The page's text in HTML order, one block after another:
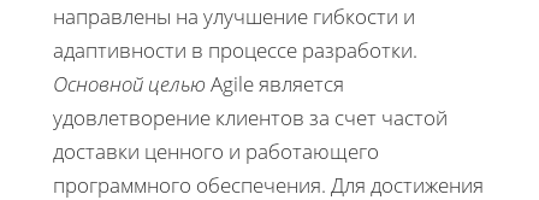
направлены на улучшение гибкости и
адаптивности в процессе разработки.
Основной целью Agile является
удовлетворение клиентов за счет частой
доставки ценного и работающего
программного обеспечения. Для достижения